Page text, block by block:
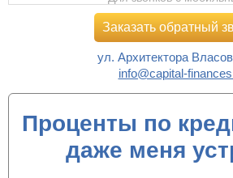
Заказать обратный
ул. Архитектора
info@capital-
Проценты по
даже меня